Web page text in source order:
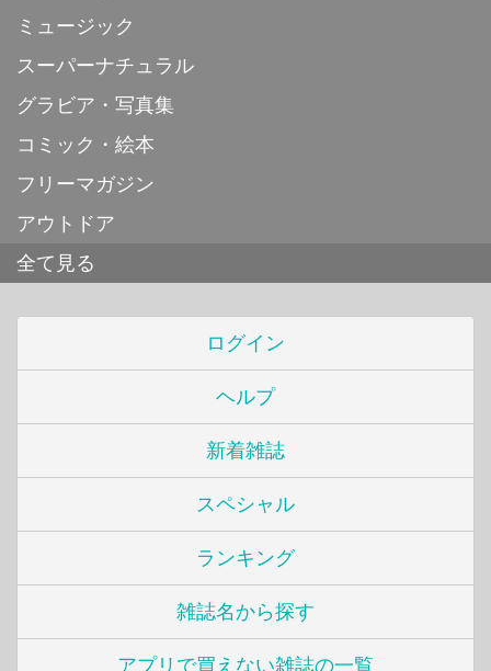
ミュージック
スーパーナチュラル
グラビア・写真集
コミック・絵本
フリーマガジン
アウトドア
全て見る
ログイン
ヘルプ
新着雑誌
スペシャル
ランキング
雑誌名から探す
アプリで買えない雑誌の一覧